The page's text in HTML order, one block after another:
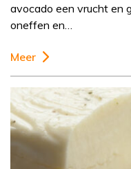
avocado een vrucht en
oneffen en…
Meer